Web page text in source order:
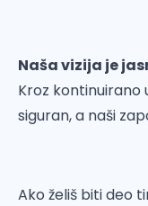
Naša vizija je
Kroz kontinuirano
siguran, a naši
Ako želiš biti deo